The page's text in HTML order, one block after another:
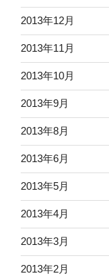
2013年12月
2013年11月
2013年10月
2013年9月
2013年8月
2013年6月
2013年5月
2013年4月
2013年3月
2013年2月